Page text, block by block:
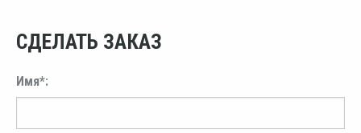
СДЕЛАТЬ ЗАКАЗ
Имя*: